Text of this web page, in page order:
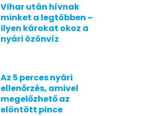
Vihar után hívnak
minket a legtöbben –
ilyen károkat okoz a
nyári özönvíz
Az 5 perces nyári
ellenőrzés, amivel
megelőzhető az
elöntött pince